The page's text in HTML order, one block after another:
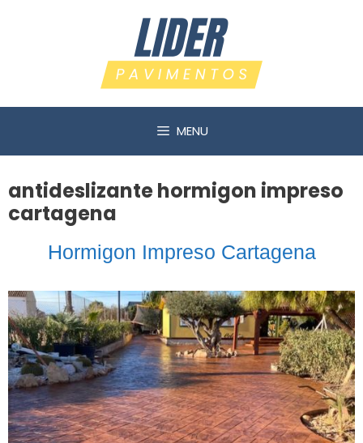
MENU
antideslizante hormigon impreso
cartagena
Hormigon Impreso Cartagena